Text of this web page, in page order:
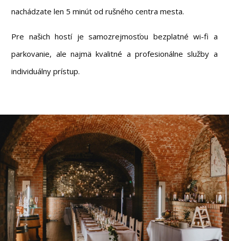
nachádzate len 5 minút od rušného centra mesta.
Pre našich hostí je samozrejmosťou bezplatné wi-fi a
parkovanie, ale najmä kvalitné a profesionálne služby a
individuálny prístup.